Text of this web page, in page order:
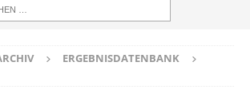
ERGEBNISDATENBANK